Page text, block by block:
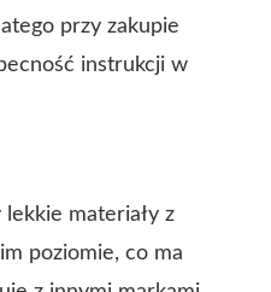
przy zakupie
instrukcji w
materiały z
poziomie, co ma